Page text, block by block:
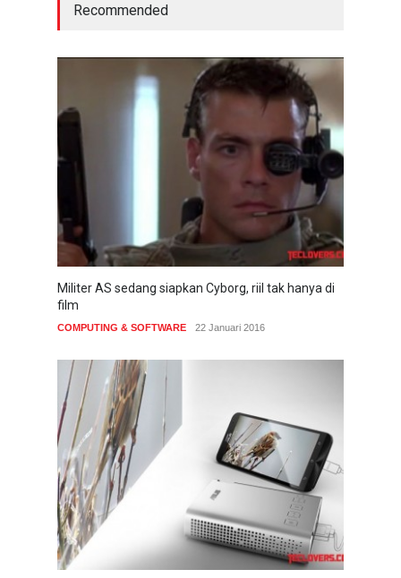
Recommended
Militer AS sedang siapkan Cyborg, riil tak hanya di
film
COMPUTING & SOFTWARE 22 Januari 2016